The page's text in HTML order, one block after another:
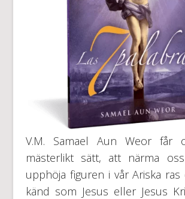
V.M. Samael Aun Weor får
mästerlikt sätt, att närma
upphöja figuren i vår Ariska
känd som Jesus eller Jesus